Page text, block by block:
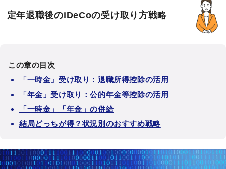
定年退職後のiDeCoの受け取り方戦略
この章の目次
「一時金」受け取り：退職所得控除の活用
「年金」受け取り：公的年金等控除の活用
「一時金」「年金」の併給
結局どっちが得？状況別のおすすめ戦略